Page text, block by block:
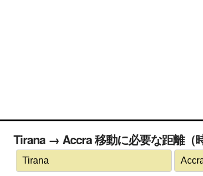
Tirana → Accra 移動に必要な距離（